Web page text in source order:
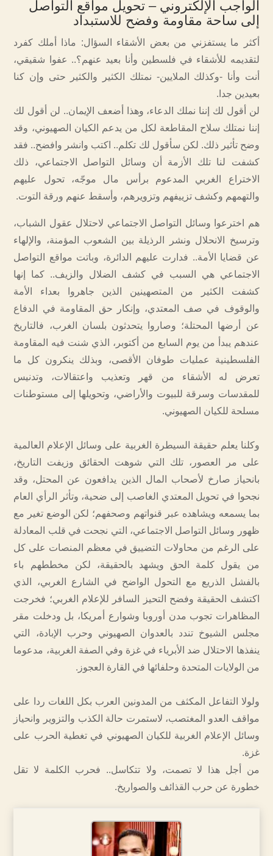
الواجب الإلكتروني – تحويل مواقع التواصل
إلى ساحة مقاومة وفضح للاستبداد
أكثر ما يستفزني من بعض الأشقاء السؤال: ماذا أملك كفرد
لتقديمه للأشقاء في فلسطين وأنا بعيد عنهم؟.. عفوا شقيقي،
أنت وأنا -وكذلك الملايين- نمتلك الكثير والكثير حتى وإن كنا
بعيدين جدا.
لن أقول لك إننا نملك الدعاء، وهذا أضعف الإيمان.. لن أقول لك
إننا نمتلك سلاح المقاطعة لكل من يدعم الكيان الصهيوني، وقد
وضح تأثير ذلك. لكن سأقول لك تكلم.. اكتب وانشر وافضح.. فقد
كشفت لنا تلك الأزمة أن وسائل التواصل الاجتماعي، ذلك
الاختراع الغربي المدعوم برأس مال موجّه، تحول عليهم
والتهمهم وكشف تزييفهم وتزويرهم، وأسقط عنهم ورقة التوت.
هم اخترعوا وسائل التواصل الاجتماعي لاحتلال عقول الشباب،
وترسيخ الانحلال ونشر الرذيلة بين الشعوب المؤمنة، والإلهاء
عن قضايا الأمة.. فدارت عليهم الدائرة، وباتت مواقع التواصل
الاجتماعي هي السبب في كشف الضلال والزيف.. كما إنها
كشفت الكثير من المتصهينين الذين جاهروا بعداء الأمة
والوقوف في صف المعتدي، وإنكار حق المقاومة في الدفاع
عن أرضها المحتلة؛ وصاروا يتحدثون بلسان الغرب، فالتاريخ
عندهم يبدأ من يوم السابع من أكتوبر، الذي شنت فيه المقاومة
الفلسطينية عمليات طوفان الأقصى، وبذلك ينكرون كل ما
تعرض له الأشقاء من قهر وتعذيب واعتقالات، وتدنيس
للمقدسات وسرقة للبيوت والأراضي، وتحويلها إلى مستوطنات
مسلحة للكيان الصهيوني.
وكلنا يعلم حقيقة السيطرة الغربية على وسائل الإعلام العالمية
على مر العصور، تلك التي شوهت الحقائق وزيفت التاريخ،
بانحياز صارخ لأصحاب المال الذين يدافعون عن المحتل، وقد
نجحوا في تحويل المعتدي الغاصب إلى ضحية، وتأثر الرأي العام
بما يسمعه ويشاهده عبر قنواتهم وصحفهم؛ لكن الوضع تغير مع
ظهور وسائل التواصل الاجتماعي، التي نجحت في قلب المعادلة
على الرغم من محاولات التضييق في معظم المنصات على كل
من يقول كلمة الحق ويشهد بالحقيقة، لكن مخططهم باء
بالفشل الذريع مع التحول الواضح في الشارع الغربي، الذي
اكتشف الحقيقة وفضح التحيز السافر للإعلام الغربي؛ فخرجت
المظاهرات تجوب مدن أوروبا وشوارع أمريكا، بل ودخلت مقر
مجلس الشيوخ تندد بالعدوان الصهيوني وحرب الإبادة، التي
ينفذها الاحتلال ضد الأبرياء في غزة وفي الصفة الغربية، مدعوما
من الولايات المتحدة وحلفائها في القارة العجوز.
ولولا التفاعل المكثف من المدونين العرب بكل اللغات ردا على
مواقف العدو المغتصب، لاستمرت حالة الكذب والتزوير وانحياز
وسائل الإعلام الغربية للكيان الصهيوني في تغطية الحرب على
غزة.
من أجل هذا لا تصمت، ولا تتكاسل.. فحرب الكلمة لا تقل
خطورة عن حرب القذائف والصواريخ.